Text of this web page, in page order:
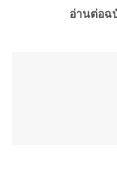
อ่านต่อฉบับเต็